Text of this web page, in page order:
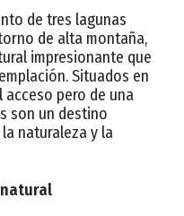
de tres lagunas
de alta montaña,
impresionante que
Situados en
pero de una
son un destino
naturaleza y la